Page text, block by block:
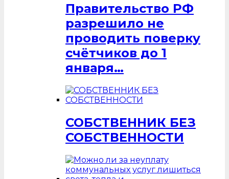
Правительство РФ
разрешило не
проводить поверку
счётчиков до 1
января…
СОБСТВЕННИК БЕЗ
СОБСТВЕННОСТИ